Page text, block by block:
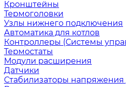
Кронштейны
Термоголовки
Узлы нижнего подключения
Автоматика для котлов
Контроллеры (Системы
Термостаты
Модули расширения
Датчики
Стабилизаторы напряжения